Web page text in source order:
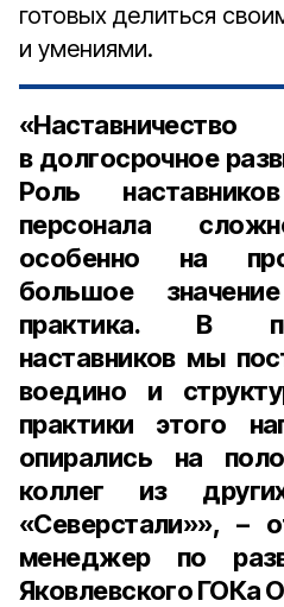
готовых делиться
и умениями.
в долгосрочное
Роль
персонала
особенно на
большое
практика. В
наставников мы
воедино и
практики этого
опирались на
коллег из
«Северстали»», –
менеджер по
Яковлевского ГОКа